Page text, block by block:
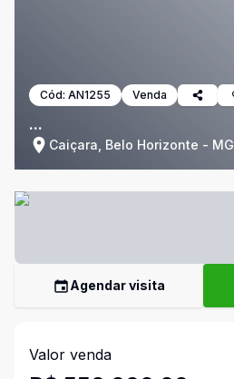
Cód: AN1255 Venda
...
Caiçara, Belo Horizonte - MG
Agendar visita
Valor venda